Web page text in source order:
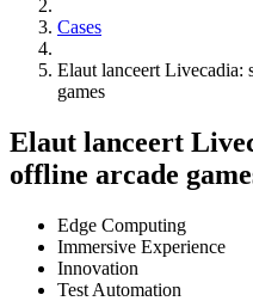
Cases
Elaut lanceert Livecadia:
games
Elaut lanceert
offline arcade
Edge Computing
Immersive Experience
Innovation
Test Automation